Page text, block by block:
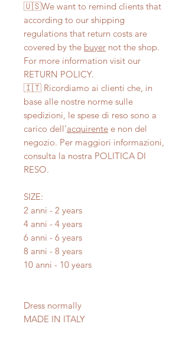
🇺🇸We want to remind clients that
according to our shipping
regulations that return costs are
covered by the buyer not the shop.
For more information visit our
RETURN POLICY.
🇮🇹 Ricordiamo ai clienti che, in
base alle nostre norme sulle
spedizioni, le spese di reso sono a
carico dell'acquirente e non del
negozio. Per maggiori informazioni,
consulta la nostra POLITICA DI
RESO.
SIZE:
2 anni - 2 years
4 anni - 4 years
6 anni - 6 years
8 anni - 8 years
10 anni - 10 years
Dress normally
MADE IN ITALY